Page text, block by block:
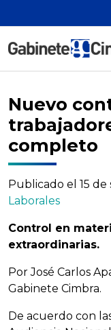
Nuevo
completo
Publicado el 15
Laborales
Control en
extraordinarias.
Por José Carlos
Gabinete Cimbra.
De acuerdo con